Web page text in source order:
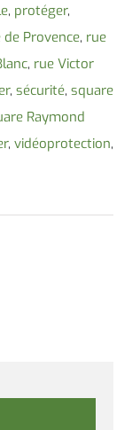
, protéger,
de Provence, rue
, rue Victor
, sécurité, square
Raymond
, vidéoprotection,